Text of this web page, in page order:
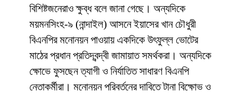
বিশিষ্টজনেরাও ক্ষুব্ধ বলে জানা গেছে। অন্যদিকে
ময়মনসিংহ-৯ (নান্দাইল) আসনে ইয়াসের খান চৌধুরী
বিএনপির মনোনয়ন পাওয়ায় একদিকে উৎফুল্ল ভোটের
মাঠের প্রধান প্রতিদ্বন্দ্বী জামায়াত সমর্থকরা। অন্যদিকে
ক্ষোভে ফুসছেন ত্যাগী ও নির্যাতিত সাধারণ বিএনপি
নেতাকর্মীরা। মনোনয়ন পরিবর্তনের দাবিতে টানা বিক্ষোভ ও